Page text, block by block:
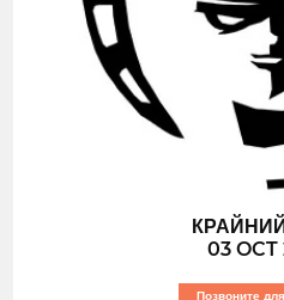
03 OCT
Позвоните